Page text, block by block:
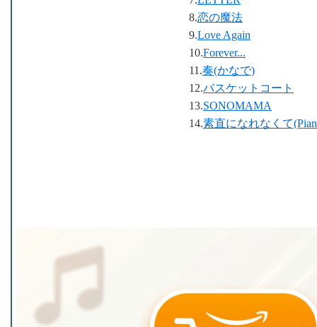
8.恋の魔法
9.Love Again
10.Forever...
11.奏(かなで)
12.バスケットコート
13.SONOMAMA
14.素直になれなくて